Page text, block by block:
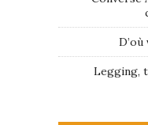
Legging,